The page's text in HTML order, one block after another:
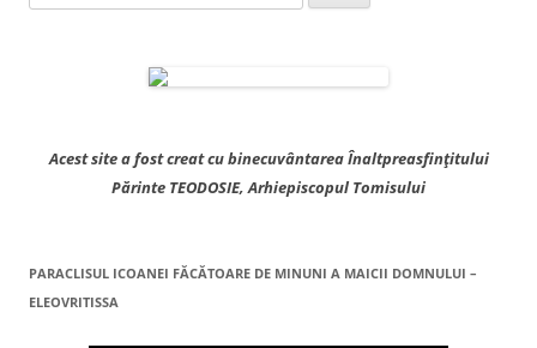
după:
Acest site a fost creat cu binecuvântarea Înaltpreasfințitului
Părinte TEODOSIE, Arhiepiscopul Tomisului
PARACLISUL ICOANEI FĂCĂTOARE DE MINUNI A MAICII DOMNULUI –
ELEOVRITISSA